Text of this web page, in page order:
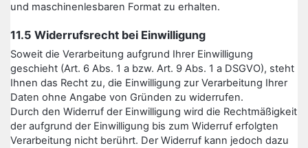
und maschinenlesbaren Format zu erhalten.
11.5 Widerrufsrecht bei Einwilligung
Soweit die Verarbeitung aufgrund Ihrer Einwilligung
geschieht (Art. 6 Abs. 1 a bzw. Art. 9 Abs. 1 a DSGVO), steht
Ihnen das Recht zu, die Einwilligung zur Verarbeitung Ihrer
Daten ohne Angabe von Gründen zu widerrufen.
Durch den Widerruf der Einwilligung wird die Rechtmäßigkeit
der aufgrund der Einwilligung bis zum Widerruf erfolgten
Verarbeitung nicht berührt. Der Widerruf kann jedoch dazu